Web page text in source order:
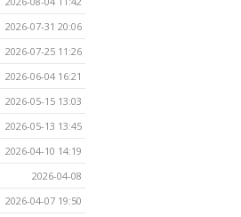
2026-07-31 20:06
2026-07-25 11:26
2026-06-04 16:21
2026-05-15 13:03
2026-05-13 13:45
2026-04-10 14:19
2026-04-08
2026-04-07 19:50